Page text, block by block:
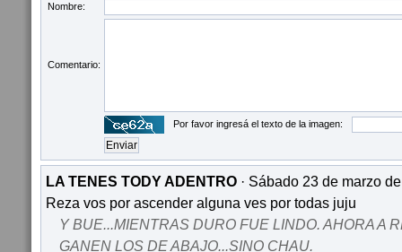
Nombre:
Comentario:
Por favor ingresá el texto de la imagen:
LA TENES TODY ADENTRO · Sábado 23 de marzo
Reza vos por ascender alguna ves por todas juju
Y BUE...MIENTRAS DURO FUE LINDO. AHORA A
GANEN LOS DE ABAJO...SINO CHAU.